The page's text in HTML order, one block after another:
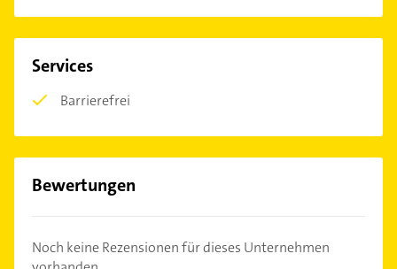
Services
Barrierefrei
Bewertungen
Noch keine Rezensionen für dieses Unternehmen